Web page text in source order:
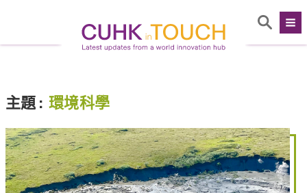
主題: 環境科學